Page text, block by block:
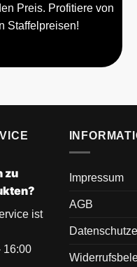
Preis. Profitiere von
Staffelpreisen!
zu
ist
16:00
Impressum
AGB